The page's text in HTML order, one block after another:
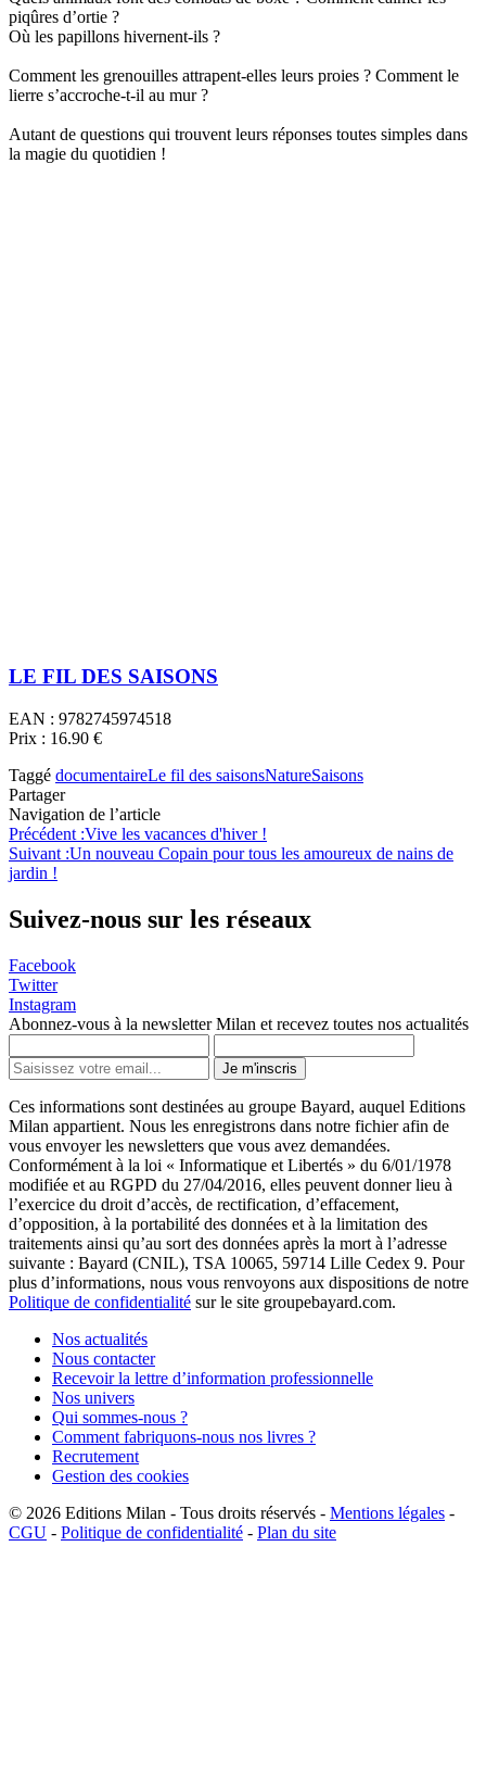
piqûres d’ortie ?
Où les papillons hivernent-ils ?
Comment les grenouilles attrapent-elles leurs proies ? Comment le
lierre s’accroche-t-il au mur ?
Autant de questions qui trouvent leurs réponses toutes simples dans
la magie du quotidien !
LE FIL DES SAISONS
EAN : 9782745974518
Prix : 16.90 €
Taggé documentaireLe fil des saisonsNatureSaisons
Partager
Navigation de l’article
Précédent :Vive les vacances d'hiver !
Suivant :Un nouveau Copain pour tous les amoureux de nains de
jardin !
Suivez-nous sur les réseaux
Facebook
Twitter
Instagram
Abonnez-vous à la newsletter Milan et recevez toutes nos actualités
Je m'inscris
Ces informations sont destinées au groupe Bayard, auquel Editions
Milan appartient. Nous les enregistrons dans notre fichier afin de
vous envoyer les newsletters que vous avez demandées.
Conformément à la loi « Informatique et Libertés » du 6/01/1978
modifiée et au RGPD du 27/04/2016, elles peuvent donner lieu à
l’exercice du droit d’accès, de rectification, d’effacement,
d’opposition, à la portabilité des données et à la limitation des
traitements ainsi qu’au sort des données après la mort à l’adresse
suivante : Bayard (CNIL), TSA 10065, 59714 Lille Cedex 9. Pour
plus d’informations, nous vous renvoyons aux dispositions de notre
Politique de confidentialité sur le site groupebayard.com.
Nos actualités
Nous contacter
Recevoir la lettre d’information professionnelle
Nos univers
Qui sommes-nous ?
Comment fabriquons-nous nos livres ?
Recrutement
Gestion des cookies
© 2026 Editions Milan - Tous droits réservés - Mentions légales -
CGU - Politique de confidentialité - Plan du site